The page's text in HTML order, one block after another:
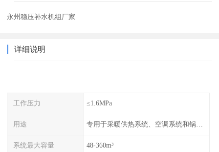
永州稳压补水机组厂家
详细说明
工作压力 ≤1.6MPa
用途 专用于采暖供热系统、空调系统和锅炉的稳压补水
系统最大容量 48-360m³